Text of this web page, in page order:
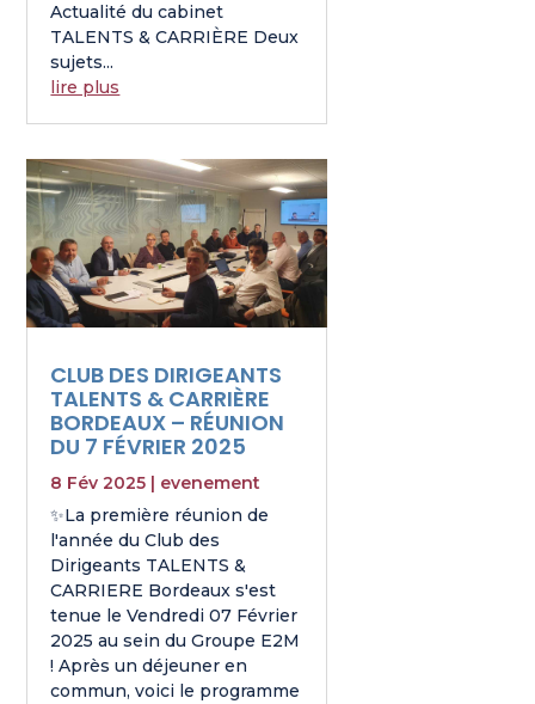
Actualité du cabinet
TALENTS & CARRIÈRE Deux
sujets...
lire plus
CLUB DES DIRIGEANTS
TALENTS & CARRIÈRE
BORDEAUX – RÉUNION
DU 7 FÉVRIER 2025
8 Fév 2025 | evenement
✨La première réunion de
l'année du Club des
Dirigeants TALENTS &
CARRIERE Bordeaux s'est
tenue le Vendredi 07 Février
2025 au sein du Groupe E2M
! Après un déjeuner en
commun, voici le programme